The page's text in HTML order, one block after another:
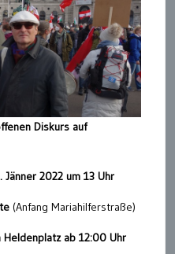
Diskurs auf
Jänner 2022 um 13 Uhr
(Anfang Mariahilferstraße)
Heldenplatz ab 12:00 Uhr